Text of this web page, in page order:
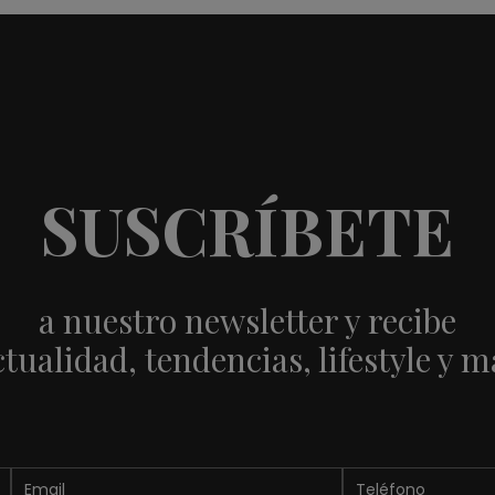
SUSCRÍBETE
a nuestro newsletter y recibe
tendencias, lifestyle y